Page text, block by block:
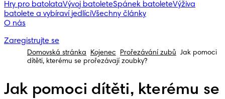
Hry pro batolataVývoj batoleteSpánek batoleteVýživa
batolete a vybíraví jedlíciVšechny články
O nás
Zaregistrujte se
Domovská stránka Kojenec Prořezávání zubů
Jak pomoci
dítěti, kterému se prořezávají zoubky?
Jak pomoci dítěti, kterému se